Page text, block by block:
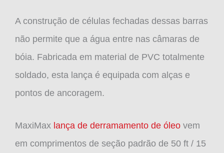
A construção de células fechadas dessas barras
não permite que a água entre nas câmaras de
bóia. Fabricada em material de PVC totalmente
soldado, esta lança é equipada com alças e
pontos de ancoragem.
MaxiMax lança de derramamento de óleo vem
em comprimentos de seção padrão de 50 ft / 15